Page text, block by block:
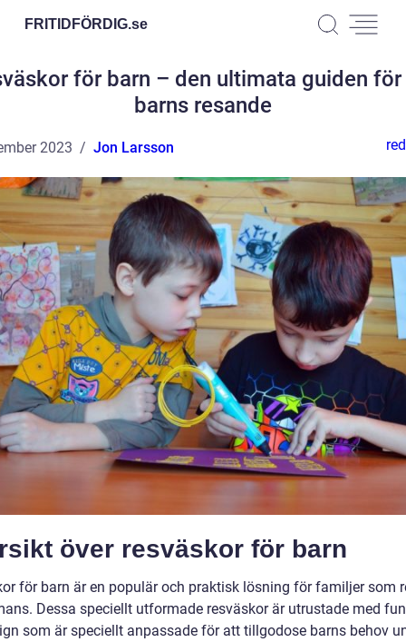
FRITIDFÖRDIG.se
för barn – den ultimata guiden
barns resande
2023 Jon Larsson
över resväskor för barn
för barn är en populär och praktisk lösning för familjer som
Dessa speciellt utformade resväskor är utrustade med
som är speciellt anpassade för att tillgodose barns behov